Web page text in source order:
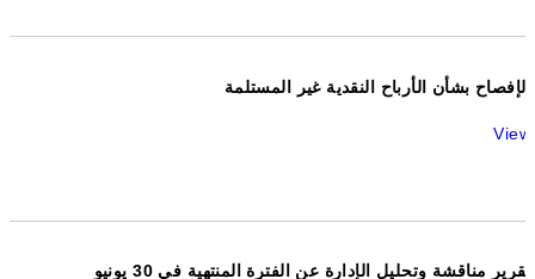
الإفصاح بشأن الأرباح النقدية غير المستلمة
View
تقرير مناقشة وتحليل الإدارة عن الفترة المنتهية في 30 يونيو